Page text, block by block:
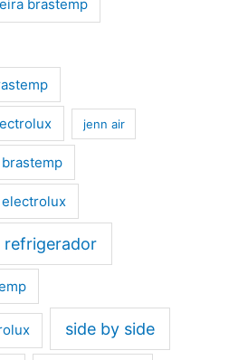
brastemp
jenn air
refrigerador
side by side